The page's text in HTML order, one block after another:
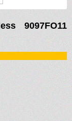
9097FO11